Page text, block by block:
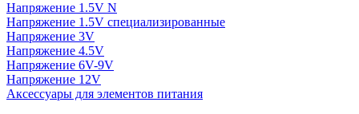
Напряжение 1.5V N
Напряжение 1.5V специализированные
Напряжение 3V
Напряжение 4.5V
Напряжение 6V-9V
Напряжение 12V
Аксессуары для элементов питания